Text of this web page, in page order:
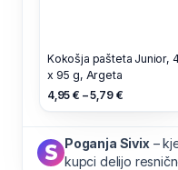
Kokošja pašteta Junior,
x 95 g, Argeta
4,95 € – 5,79 €
Poganja Sivix –
kupci delijo